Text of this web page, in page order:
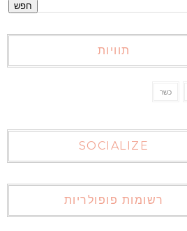
תוויות
כשר
SOCIALIZE
רשומות פופולריות